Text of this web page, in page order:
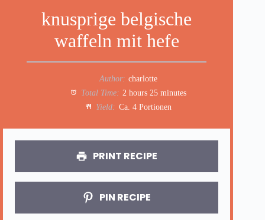
knusprige belgische
waffeln mit hefe
Author: charlotte
Total Time: 2 hours 25 minutes
Yield: Ca. 4 Portionen
PRINT RECIPE
PIN RECIPE